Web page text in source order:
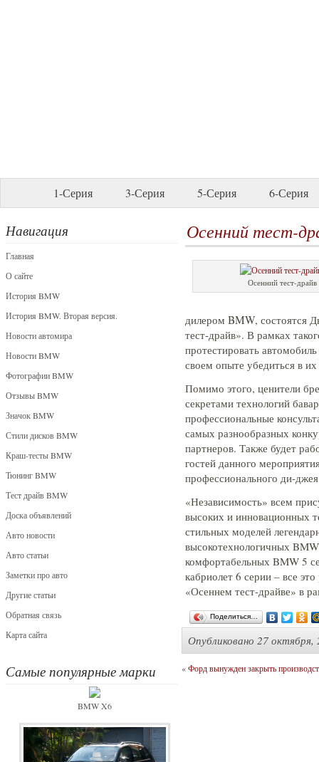
1-Серия 3-Серия 5-Серия 6-Серия
Навигация
Главная
О сайте
История BMW
История BMW. Вторая версия.
Новости автомира
Новости BMW
Фотографии BMW
Отзывы BMW
Значок BMW
Стили дисков BMW
Краш-тесты BMW
Тюнинг BMW
Тест драйв BMW
Доска объявлений
Авто новости
Авто статьи
Заметки про авто
Другие статьи
Обратная связь
Карта сайта
Самые популярные марки
BMW X6
Осенний тест-
Осенний тест-
дилером BMW, состоятся
тест-драйв». В рамках
протестировать
своем опыте убедиться в
Помимо этого, ценители
секретами технологий
профессиональные
самых разнообразных
партнеров. Также будет
гостей данного
профессионального ди-
«Независимость» всем
высоких и инновационных
стильных моделей
высокотехнологичных
комфортабельных BMW 5
кабриолет 6 серии – все
«Осеннем тест-драйве» в
Поделиться…
Опубликовано 27 октября,
«Форд вынужден закрыть